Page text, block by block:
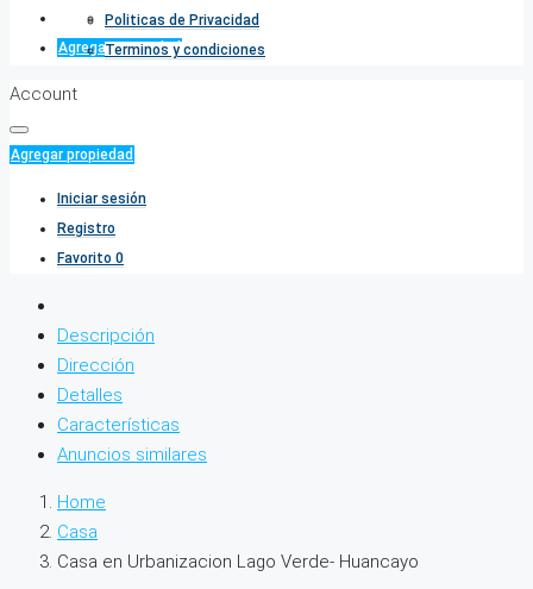
Favorito0
Agregar propiedad
Politicas de Privacidad
Terminos y condiciones
Account
Agregar propiedad
Iniciar sesión
Registro
Favorito 0
Descripción
Dirección
Detalles
Características
Anuncios similares
Home
Casa
Casa en Urbanizacion Lago Verde- Huancayo